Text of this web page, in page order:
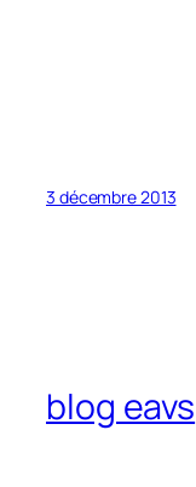
3 décembre 2013
blog eavs